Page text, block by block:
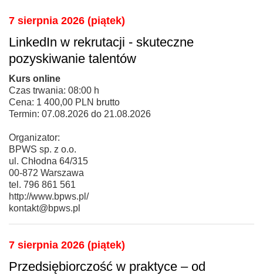
7 sierpnia 2026 (piątek)
LinkedIn w rekrutacji - skuteczne
pozyskiwanie talentów
Kurs online
Czas trwania: 08:00 h
Cena: 1 400,00 PLN brutto
Termin: 07.08.2026 do 21.08.2026
Organizator:
BPWS sp. z o.o.
ul. Chłodna 64/315
00-872 Warszawa
tel. 796 861 561
http://www.bpws.pl/
kontakt@bpws.pl
7 sierpnia 2026 (piątek)
Przedsiębiorczość w praktyce – od